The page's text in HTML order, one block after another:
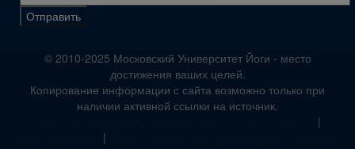
Отправить
© 2010-2025 Московский Университет Йоги - место
достижения ваших целей.
Копирование информации с сайта возможно только при
наличии активной ссылки на источник.
|
|